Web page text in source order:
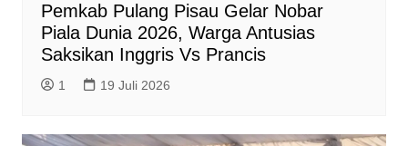
Pemkab Pulang Pisau Gelar Nobar
Piala Dunia 2026, Warga Antusias
Saksikan Inggris Vs Prancis
1 19 Juli 2026